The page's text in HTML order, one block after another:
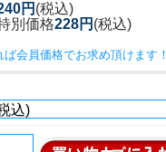
円 (税込)
別価格228円 (税込)
会員価格でお求め頂けます！